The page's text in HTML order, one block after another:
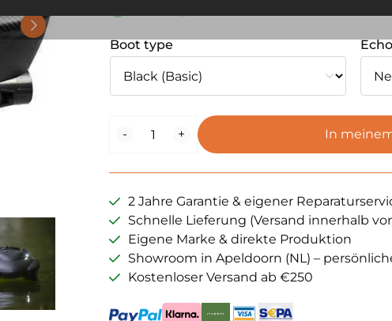
Boot type
-
Compact
+ In
2 Jahre Garantie & eigener
Schnelle Lieferung (Versand innerhalb
Eigene Marke & direkte Produktion
Showroom in Apeldoorn (NL) –
Kostenloser Versand ab €250